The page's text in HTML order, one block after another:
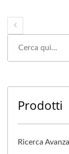
Prodotti
Ricerca